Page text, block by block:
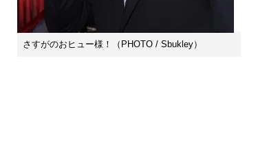
さすがのおヒュー様！（PHOTO / Sbukley）